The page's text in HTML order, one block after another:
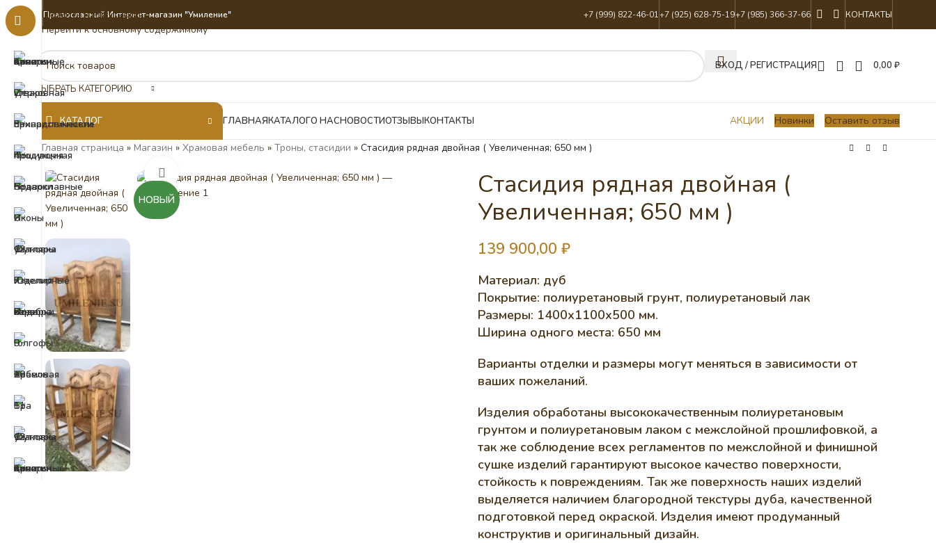
Перейти к навигации
Перейти к основному содержимому
Православный Интернет-магазин "Умиление" +7 (999) 822-46-01+7 (925) 628-75-19+7 (985) 366-37-66 КОНТАКТЫ
ВЫБРАТЬ КАТЕГОРИЮ
ВХОД / РЕГИСТРАЦИЯ 0,00 ₽
КАТАЛОГ ГЛАВНАЯКАТАЛОГО НАСНОВОСТИОТЗЫВЫКОНТАКТЫ АКЦИИ Новинки Оставить отзыв
Главная страница » Магазин » Храмовая мебель » Троны, стасидии » Стасидия рядная двойная ( Увеличенная; 650 мм )
НОВЫЙ
Нажмите, чтобы увеличить
Стасидия рядная двойная (
Увеличенная; 650 мм )
139 900,00 ₽
Материал: дуб
Покрытие: полиуретановый грунт, полиуретановый лак
Размеры: 1400х1100х500 мм.
Ширина одного места: 650 мм
Варианты отделки и размеры могут меняться в зависимости от
ваших пожеланий.
Изделия обработаны высококачественным полиуретановым
грунтом и полиуретановым лаком с межслойной прошлифовкой, а
так же соблюдение всех регламентов по межслойной и финишной
сушке изделий гарантируют высокое качество поверхности,
стойкость к повреждениям. Так же поверхность наших изделий
выделяется наличием благородной текстуры дуба, качественной
подготовкой перед окраской. Изделия имеют продуманный
конструктив и оригинальный дизайн.